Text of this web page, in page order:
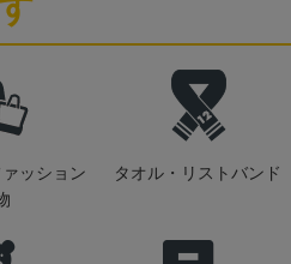
ッション
タオル・リストバンド